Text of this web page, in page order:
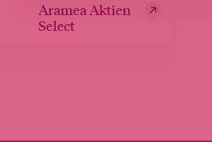
Aramea Aktien
Select